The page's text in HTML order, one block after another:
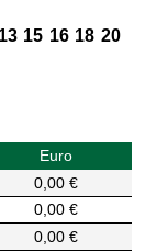
15 16 18 20
Euro
0,00 €
0,00 €
0,00 €